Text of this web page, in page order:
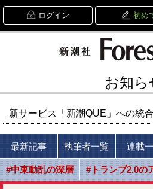
ログイン 初め
お知ら
新サービス「新潮QUE」への統
最新記事 執筆者一覧 連載
#中東動乱の深層 #トランプ2.0の